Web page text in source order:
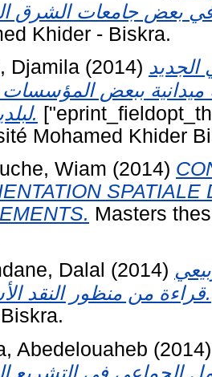
Khider - Biskra.
Djamila (2014) الجديد
ببعض المؤسسات
لبلدية ورقلة.
Mohamed Khider
Wiam (2014)
Masters
Dalal (2014)
قراءة من منظور النقد الأسطوري.
Abedelouaheb